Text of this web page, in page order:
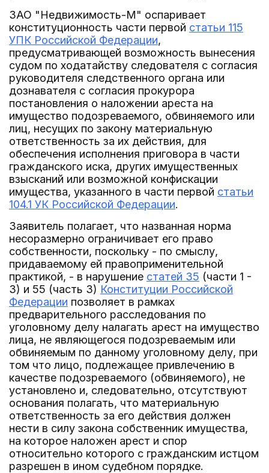
ЗАО "Недвижимость-М" оспаривает
конституционность части первой статьи 115
УПК Российской Федерации,
предусматривающей возможность вынесения
судом по ходатайству следователя с согласия
руководителя следственного органа или
дознавателя с согласия прокурора
постановления о наложении ареста на
имущество подозреваемого, обвиняемого или
лиц, несущих по закону материальную
ответственность за их действия, для
обеспечения исполнения приговора в части
гражданского иска, других имущественных
взысканий или возможной конфискации
имущества, указанного в части первой статьи
104.1 УК Российской Федерации.
Заявитель полагает, что названная норма
несоразмерно ограничивает его право
собственности, поскольку - по смыслу,
придаваемому ей правоприменительной
практикой, - в нарушение статей 35 (части 1 -
3) и 55 (часть 3) Конституции Российской
Федерации позволяет в рамках
предварительного расследования по
уголовному делу налагать арест на имущество
лица, не являющегося подозреваемым или
обвиняемым по данному уголовному делу, при
том что лицо, подлежащее привлечению в
качестве подозреваемого (обвиняемого), не
установлено и, следовательно, отсутствуют
основания полагать, что материальную
ответственность за его действия должен
нести в силу закона собственник имущества,
на которое наложен арест и спор
относительно которого с гражданским истцом
разрешен в ином судебном порядке.